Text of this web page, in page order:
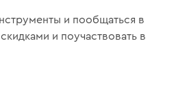
и пообщаться в
и поучаствовать в